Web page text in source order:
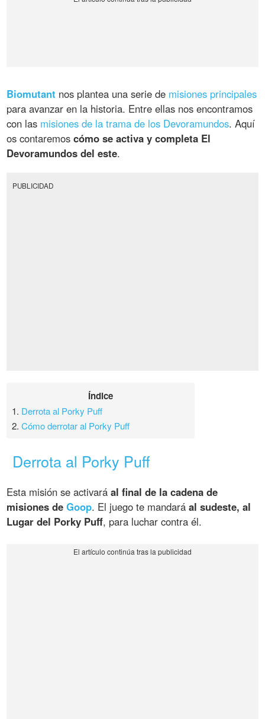
Biomutant nos plantea una serie de misiones principales
para avanzar en la historia. Entre ellas nos encontramos
con las misiones de la trama de los Devoramundos. Aquí
os contaremoscómo se activa y completa El
Devoramundos del este.
PUBLICIDAD
Índice
1. Derrota al Porky Puff
2.Cómo derrotar al Porky Puff
Derrota al Porky Puff
Esta misión se activaráal final de la cadena de
misiones deGoop. El juego te mandaráal sudeste, al
Lugar del Porky Puff, para luchar contra él.